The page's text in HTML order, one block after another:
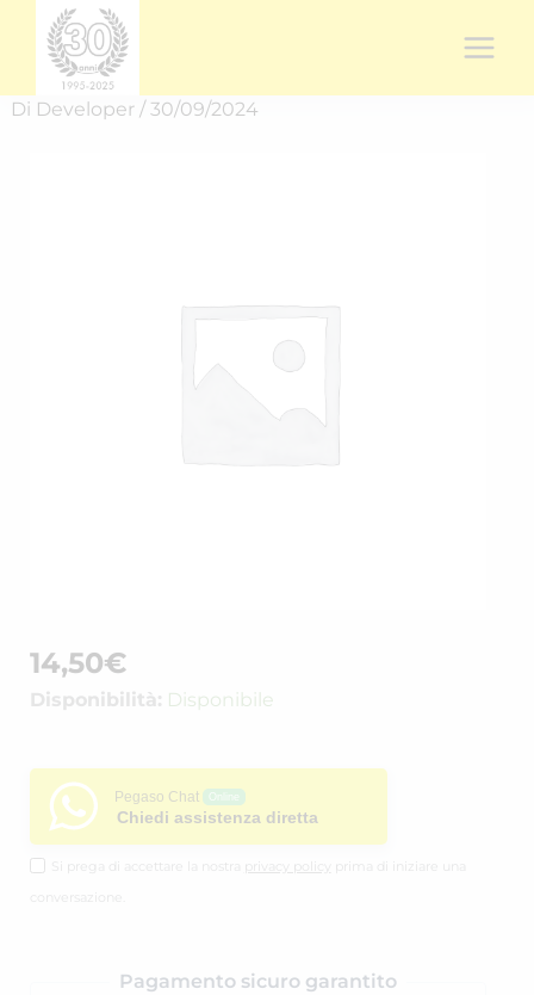
contenuto
Di Developer /30/09/2024
14,50€
Disponibilità: Disponibile
Pegaso Chat
Chiedi assistenza diretta
Si prega di accettare la nostra privacy policy
prima di iniziare una
Pagamento sicuro garantito